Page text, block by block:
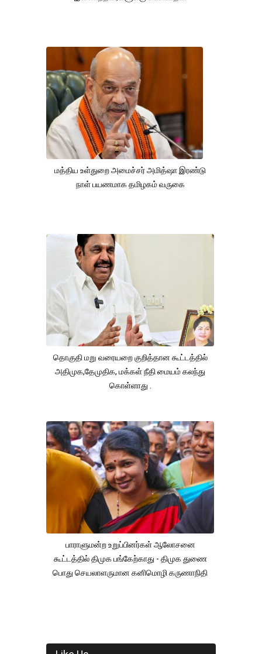
மத்திய உள்துறை அமைச்சர் அமித்ஷா இரண்டு
நாள் பயணமாக தமிழகம் வருகை
தொகுதி மறு வரையறை குறித்தான கூட்டத்தில்
அதிமுக,தேமுதிக, மக்கள் நீதி மையம் கலந்து
கொள்ளாது .
பாராளுமன்ற உறுப்பினர்கள் ஆலோசனை
கூட்டத்தில் திமுக பங்கேற்காது - திமுக துணை
பொது செயலாளருமான கனிமொழி கருணாநிதி